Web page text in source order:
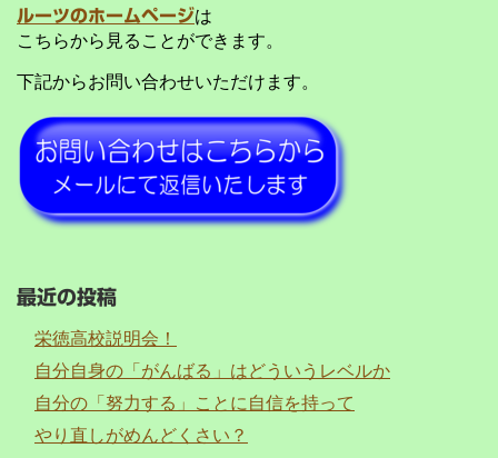
ルーツのホームページは
こちらから見ることができます。
下記からお問い合わせいただけます。
最近の投稿
栄徳高校説明会！
自分自身の「がんばる」はどういうレベルか
自分の「努力する」ことに自信を持って
やり直しがめんどくさい？